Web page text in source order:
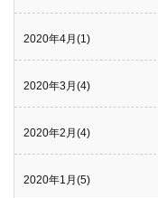
2020年4月(1)
2020年3月(4)
2020年2月(4)
2020年1月(5)